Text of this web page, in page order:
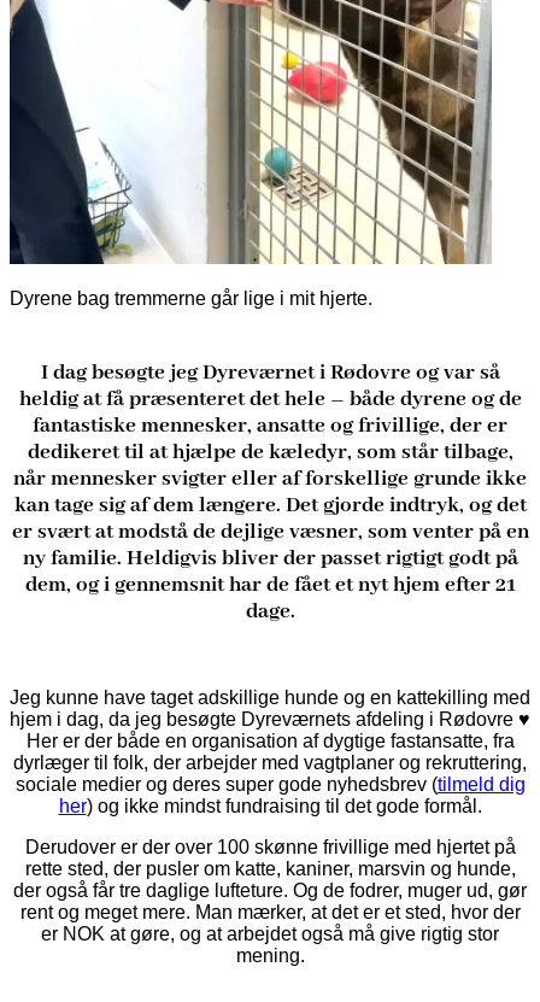
Dyrene bag tremmerne går lige i mit hjerte.
I dag besøgte jeg Dyreværnet i Rødovre og var så
heldig at få præsenteret det hele – både dyrene og de
fantastiske mennesker, ansatte og frivillige, der er
dedikeret til at hjælpe de kæledyr, som står tilbage,
når mennesker svigter eller af forskellige grunde ikke
kan tage sig af dem længere. Det gjorde indtryk, og det
er svært at modstå de dejlige væsner, som venter på en
ny familie. Heldigvis bliver der passet rigtigt godt på
dem, og i gennemsnit har de fået et nyt hjem efter 21
dage.
Jeg kunne have taget adskillige hunde og en kattekilling med
hjem i dag, da jeg besøgte Dyreværnets afdeling i Rødovre ♥
Her er der både en organisation af dygtige fastansatte, fra
dyrlæger til folk, der arbejder med vagtplaner og rekruttering,
sociale medier og deres super gode nyhedsbrev (tilmeld dig
her) og ikke mindst fundraising til det gode formål.
Derudover er der over 100 skønne frivillige med hjertet på
rette sted, der pusler om katte, kaniner, marsvin og hunde,
der også får tre daglige lufteture. Og de fodrer, muger ud, gør
rent og meget mere. Man mærker, at det er et sted, hvor der
er NOK at gøre, og at arbejdet også må give rigtig stor
mening.